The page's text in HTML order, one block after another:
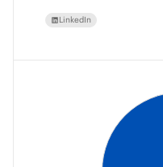
LinkedIn